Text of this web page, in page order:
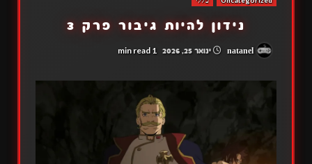
נידון להיות גיבור פרק 3
ינואר 25, 2026 1 min read